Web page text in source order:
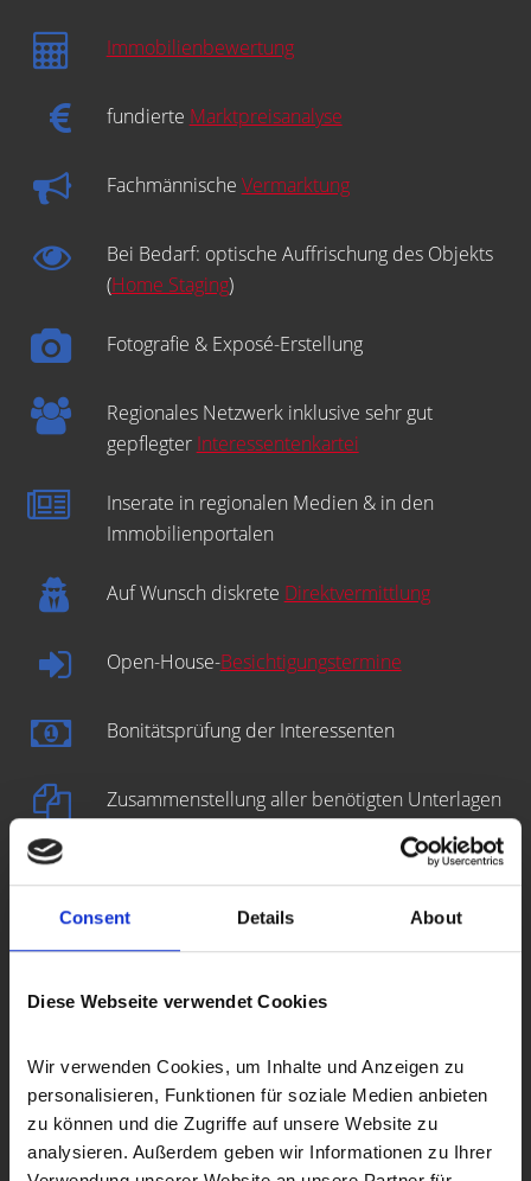
Consent Details About
Diese Webseite verwendet Cookies
Wir verwenden Cookies, um Inhalte und Anzeigen zu
personalisieren, Funktionen für soziale Medien anbieten
zu können und die Zugriffe auf unsere Website zu
analysieren. Außerdem geben wir Informationen zu Ihrer
Immobilienbewertung
fundierte Marktpreisanalyse
Fachmännische Vermarktung
Bei Bedarf: optische Auffrischung des Objekts
(Home Staging)
Fotografie & Exposé-Erstellung
Regionales Netzwerk inklusive sehr gut
gepflegter Interessentenkartei
Inserate in regionalen Medien & in den
Immobilienportalen
Auf Wunsch diskrete Direktvermittlung
Open-House-Besichtigungstermine
Bonitätsprüfung der Interessenten
Zusammenstellung aller benötigten Unterlagen
Prüfung der Finanzierung des Käufers
Vorbereitung und Koordinierung des
Notartermins
Auch nach dem Verkauf sind wir für Sie da